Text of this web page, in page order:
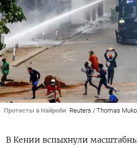
Протесты в Найроби Reuters / Thomas
В Кении вспыхнули